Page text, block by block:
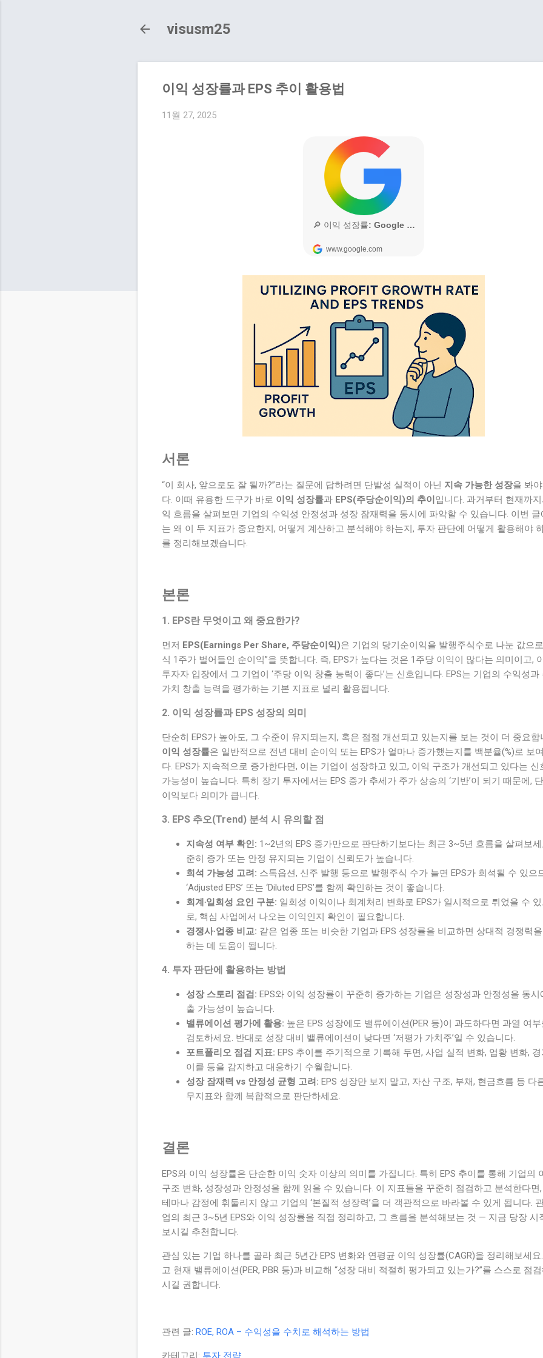
visusm25
이익 성장률과 EPS 추이 활용법
11월 27, 2025
서론
“이 회사, 앞으로도 잘 될까?”라는 질문에 답하려면 단발성 실적이 아닌 지속 가능한 성장을 봐
다. 이때 유용한 도구가 바로 이익 성장률과 EPS(주당순이익)의 추이 입니다. 과거부터 현재까
익 흐름을 살펴보면 기업의 수익성 안정성과 성장 잠재력을 동시에 파악할 수 있습니다. 이번 글
는 왜 이 두 지표가 중요한지, 어떻게 계산하고 분석해야 하는지, 투자 판단에 어떻게 활용해야
를 정리해보겠습니다.
본론
1. EPS란 무엇이고 왜 중요한가?
먼저 EPS(Earnings Per Share, 주당순이익)은 기업의 당기순이익을 발행주식수로 나눈 값으로
식 1주가 벌어들인 순이익”을 뜻합니다. 즉, EPS가 높다는 것은 1주당 이익이 많다는 의미이고,
투자자 입장에서 그 기업이 ‘주당 이익 창출 능력이 좋다’는 신호입니다. EPS는 기업의 수익성과
가치 창출 능력을 평가하는 기본 지표로 널리 활용됩니다.
2. 이익 성장률과 EPS 성장의 의미
단순히 EPS가 높아도, 그 수준이 유지되는지, 혹은 점점 개선되고 있는지를 보는 것이 더 중요합
이익 성장률은 일반적으로 전년 대비 순이익 또는 EPS가 얼마나 증가했는지를 백분율(%)로 보
다. EPS가 지속적으로 증가한다면, 이는 기업이 성장하고 있고, 이익 구조가 개선되고 있다는 신
가능성이 높습니다. 특히 장기 투자에서는 EPS 증가 추세가 주가 상승의 ‘기반’이 되기 때문에,
이익보다 의미가 큽니다.
3. EPS 추오(Trend) 분석 시 유의할 점
지속성 여부 확인: 1~2년의 EPS 증가만으로 판단하기보다는 최근 3~5년 흐름을 살펴보세
준히 증가 또는 안정 유지되는 기업이 신뢰도가 높습니다.
희석 가능성 고려: 스톡옵션, 신주 발행 등으로 발행주식 수가 늘면 EPS가 희석될 수 있으
‘Adjusted EPS’ 또는 ‘Diluted EPS’를 함께 확인하는 것이 좋습니다.
회계‧일회성 요인 구분: 일회성 이익이나 회계처리 변화로 EPS가 일시적으로 튀었을 수
로, 핵심 사업에서 나오는 이익인지 확인이 필요합니다.
경쟁사·업종 비교: 같은 업종 또는 비슷한 기업과 EPS 성장률을 비교하면 상대적 경쟁력
하는 데 도움이 됩니다.
4. 투자 판단에 활용하는 방법
성장 스토리 점검: EPS와 이익 성장률이 꾸준히 증가하는 기업은 성장성과 안정성을 동시
출 가능성이 높습니다.
밸류에이션 평가에 활용: 높은 EPS 성장에도 밸류에이션(PER 등)이 과도하다면 과열 여부
검토하세요. 반대로 성장 대비 밸류에이션이 낮다면 ‘저평가 가치주’일 수 있습니다.
포트폴리오 점검 지표: EPS 추이를 주기적으로 기록해 두면, 사업 실적 변화, 업황 변화,
이클 등을 감지하고 대응하기 수월합니다.
성장 잠재력 vs 안정성 균형 고려: EPS 성장만 보지 말고, 자산 구조, 부채, 현금흐름 등 다
무지표와 함께 복합적으로 판단하세요.
결론
EPS와 이익 성장률은 단순한 이익 숫자 이상의 의미를 가집니다. 특히 EPS 추이를 통해 기업의
구조 변화, 성장성과 안정성을 함께 읽을 수 있습니다. 이 지표들을 꾸준히 점검하고 분석한다면,
테마나 감정에 휘둘리지 않고 기업의 ‘본질적 성장력’을 더 객관적으로 바라볼 수 있게 됩니다.
업의 최근 3~5년 EPS와 이익 성장률을 직접 정리하고, 그 흐름을 분석해보는 것 — 지금 당장 시
보시길 추천합니다.
관심 있는 기업 하나를 골라 최근 5년간 EPS 변화와 연평균 이익 성장률(CAGR)을 정리해보세요
고 현재 밸류에이션(PER, PBR 등)과 비교해 “성장 대비 적절히 평가되고 있는가?”를 스스로 점
시길 권합니다.
관련 글: ROE, ROA – 수익성을 수치로 해석하는 방법
카테고리: 투자 전략